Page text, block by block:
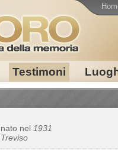
Testimoni
nato nel 1931
Treviso